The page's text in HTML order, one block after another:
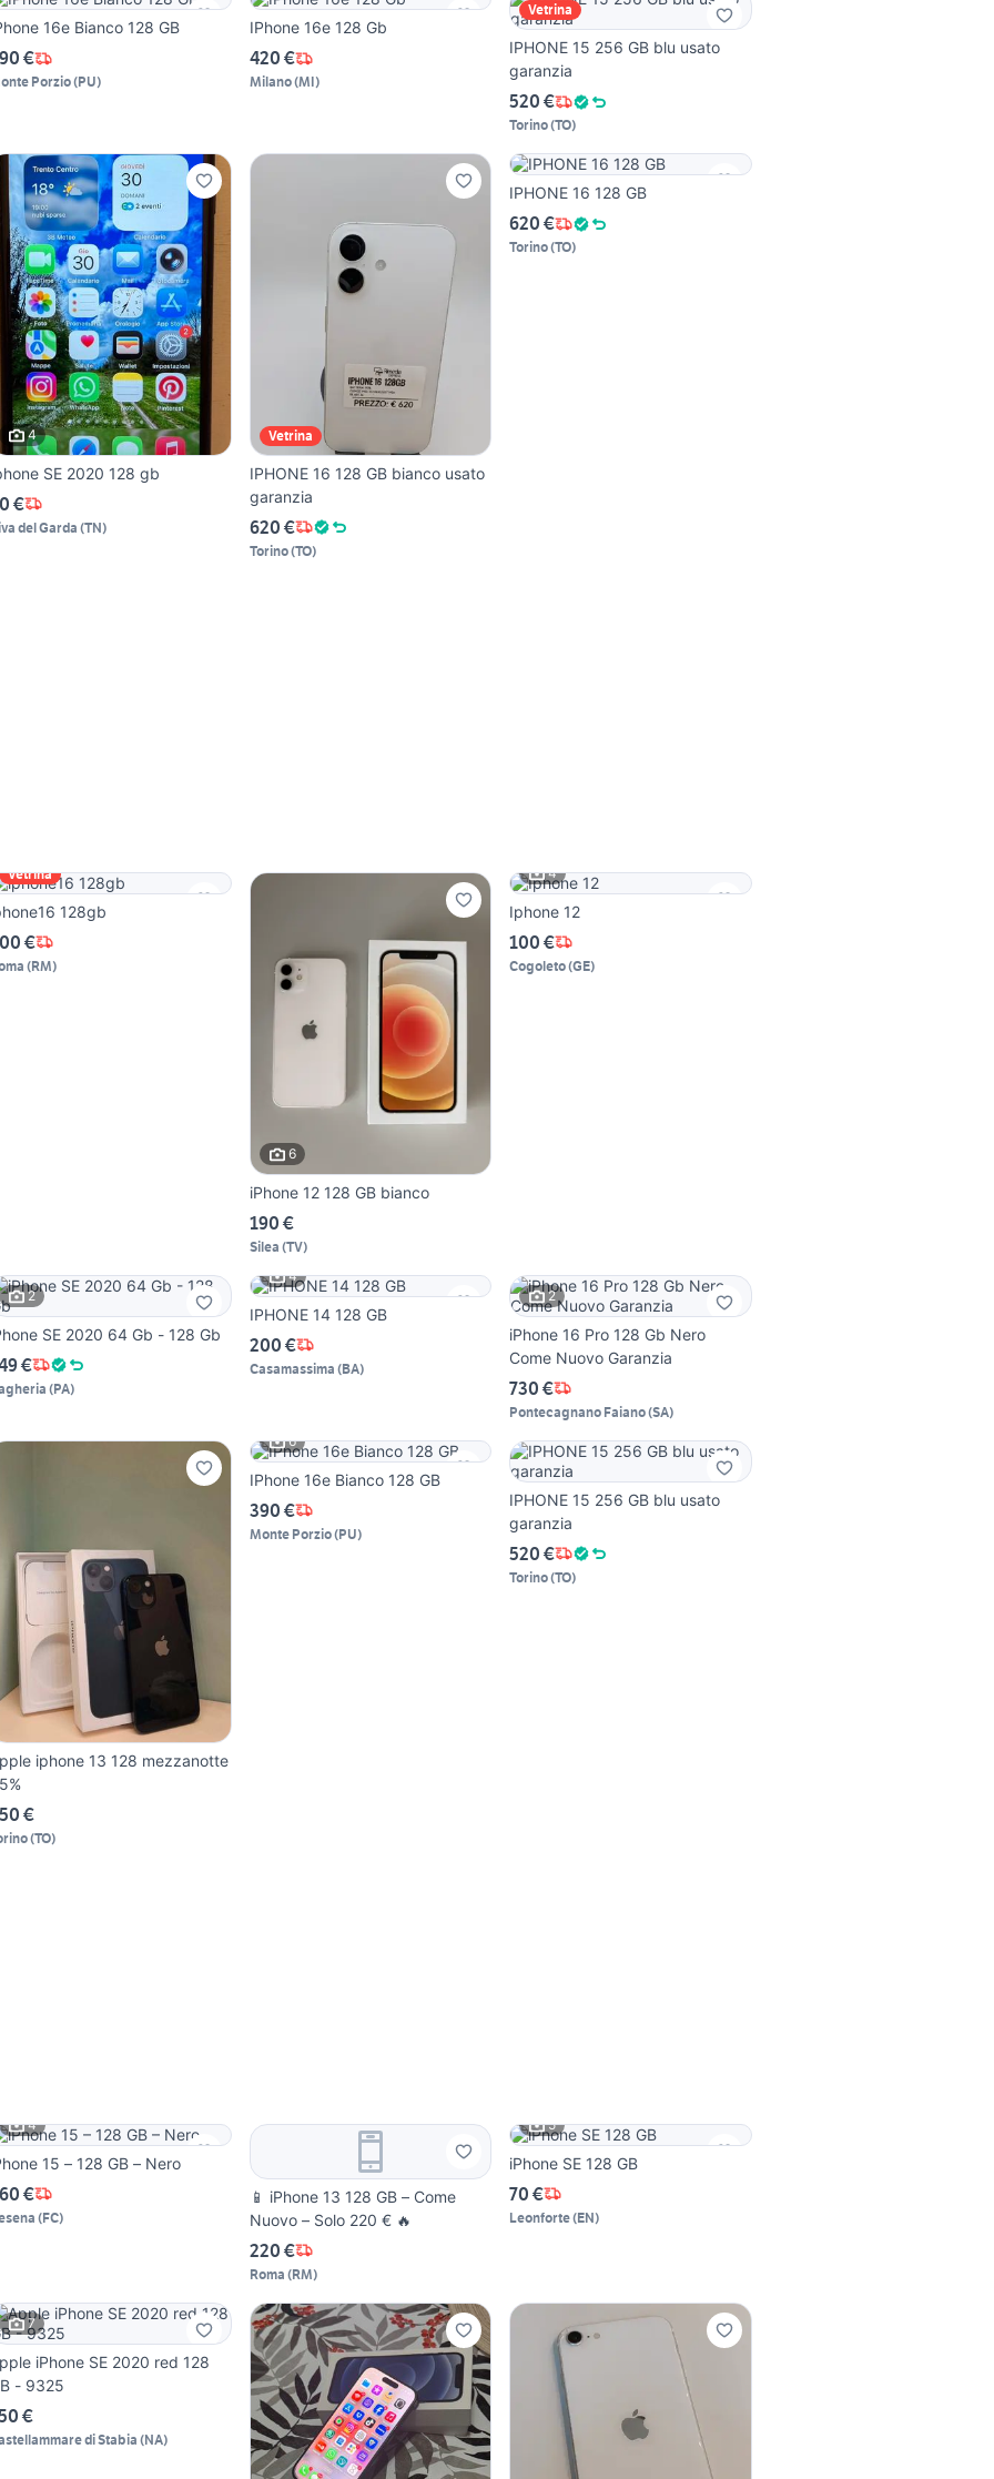
16e Bianco 128 GB
€
Porzio(PU)
IPhone 16e 128 Gb
420 €
Milano(MI)
Vetrina
IPHONE 15 256 GB blu usato
garanzia
520 €
Torino(TO)
4
SE 2020 128 gb
€
del Garda(TN)
Vetrina
IPHONE 16 128 GB bianco usato
garanzia
620 €
Torino(TO)
IPHONE 16 128 GB
620 €
Torino(TO)
Vetrina
128gb
€
(RM)
6
iPhone 12 128 GB bianco
190 €
Silea (TV)
4
Iphone 12
100 €
Cogoleto(GE)
2
SE 2020 64 Gb - 128 Gb
€
(PA)
4
IPHONE 14 128 GB
200 €
Casamassima (BA)
2
iPhone 16 Pro 128 Gb Nero
Come Nuovo Garanzia
730 €
Pontecagnano Faiano(SA)
iphone 13 128 mezzanotte
€
(TO)
6
IPhone 16e Bianco 128 GB
390 €
Monte Porzio(PU)
IPHONE 15 256 GB blu usato
garanzia
520 €
Torino(TO)
4
15 – 128 GB – Nero
€
(FC)
📱 iPhone 13 128 GB – Come
Nuovo – Solo 220 € 🔥
220 €
Roma (RM)
5
iPhone SE 128 GB
70 €
Leonforte(EN)
7
iPhone SE 2020 red 128
- 9325
€
di Stabia(NA)